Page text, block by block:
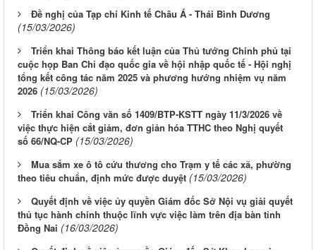
Đề nghị của Tạp chí Kinh tế Châu Á - Thái Bình Dương
(15/03/2026)
Triển khai Thông báo kết luận của Thủ tướng Chính phủ tại
cuộc họp Ban Chỉ đạo quốc gia về hội nhập quốc tế - Hội nghị
tổng kết công tác năm 2025 và phương hướng nhiệm vụ năm
2026 (15/03/2026)
Triển khai Công văn số 1409/BTP-KSTT ngày 11/3/2026 về
việc thực hiện cắt giảm, đơn giản hóa TTHC theo Nghị quyết
số 66/NQ-CP (15/03/2026)
Mua sắm xe ô tô cứu thương cho Trạm y tế các xã, phường
theo tiêu chuẩn, định mức được duyệt (15/03/2026)
Quyết định về việc ủy quyền Giám đốc Sở Nội vụ giải quyết
thủ tục hành chính thuộc lĩnh vực việc làm trên địa bàn tỉnh
Đồng Nai (16/03/2026)